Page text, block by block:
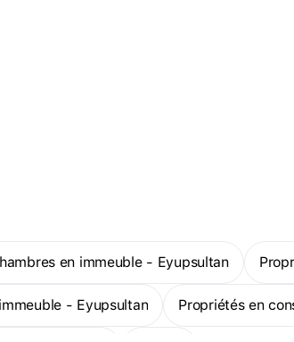
en immeuble - Eyupsultan
immeuble - Eyupsultan Propriétés en